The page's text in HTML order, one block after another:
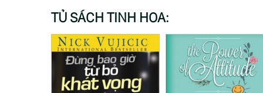
TỦ SÁCH TINH HOA: